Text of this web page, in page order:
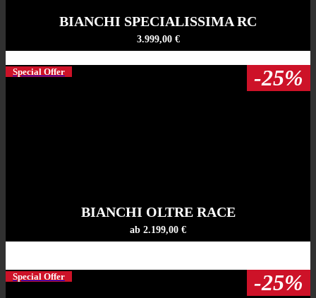
BIANCHI SPECIALISSIMA RC
3.999,00 €
Special Offer -25%
BIANCHI OLTRE RACE
ab 2.199,00 €
Special Offer -25%